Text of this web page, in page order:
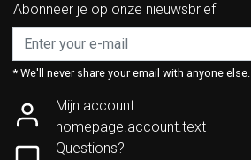
Abonneer je op onze nieuwsbrief
* We'll never share your email with anyone else.
Mijn account
homepage.account.text
Questions?